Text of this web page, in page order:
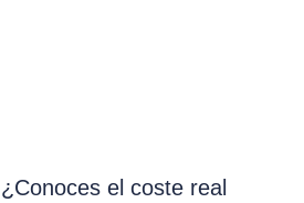
¿Conoces el coste real